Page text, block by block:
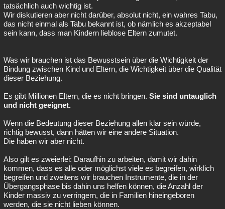
tatsächlich auch wichtig ist.
Wir diskutieren aber nicht darüber, absolut nicht, ein wahres Tabu,
das nicht einmal als Tabu bekannt ist, ob nämlich es akzeptabel
sein kann, dass man Kindern lieblose Eltern zumutet.
Was wir brauchen ist das Bewusstsein über die Wichtigkeit der
Bindung zwischen Kind und Eltern, die Wichtigkeit über die Qualität
dieser Beziehung.
Es gibt Millionen Eltern, die es nicht bringen. Sie sind untauglich
und nicht geeignet.
Wenn die Bedeutung dieser Beziehung allen klar sein würde,
richtig bewusst, dann hätten wir eine andere Situation.
Die haben wir aber nicht.
Also gilt es zweierlei: Daraufhin zu arbeiten, damit wir dahin
kommen, dass es alle oder möglichst viele es begreifen, wirklich
begreifen und zweitens wir brauchen Instrumente, die in der
Übergangsphase bis dahin uns helfen können, die Anzahl der
Kinder massiv zu verringern, die in Familien hineingeboren
werden, die sie nicht lieben können.